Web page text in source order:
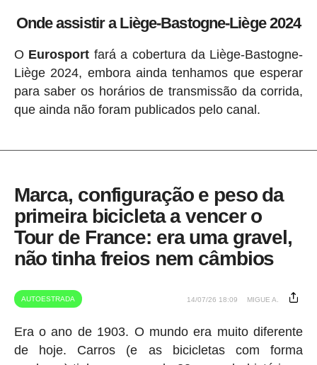
Onde assistir a Liège-Bastogne-Liège 2024
O Eurosport fará a cobertura da Liège-Bastogne-
Liège 2024, embora ainda tenhamos que esperar
para saber os horários de transmissão da corrida,
que ainda não foram publicados pelo canal.
Marca, configuração e peso da
primeira bicicleta a vencer o
Tour de France: era uma gravel,
não tinha freios nem câmbios
AUTOESTRADA 14/07/26 18:09 MIGUE A.
Era o ano de 1903. O mundo era muito diferente
de hoje. Carros (e as bicicletas com forma